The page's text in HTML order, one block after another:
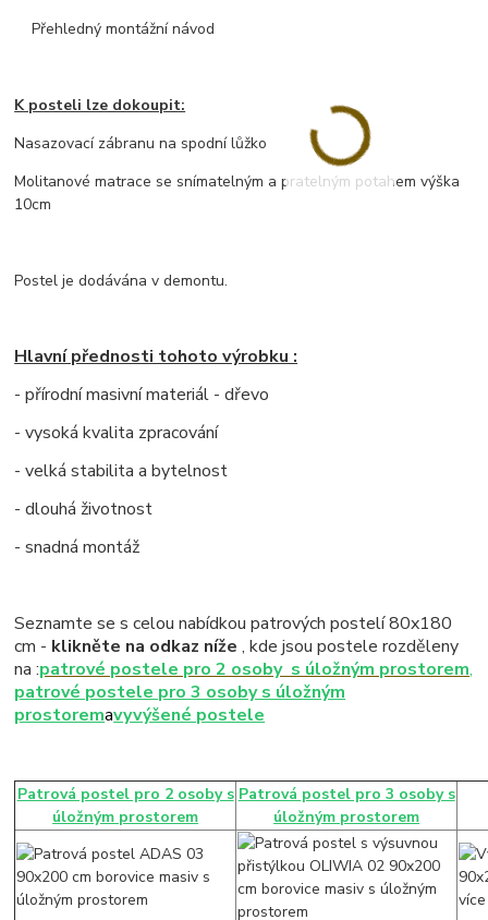
Přehledný montážní návod
K posteli lze dokoupit:
Nasazovací zábranu na spodní lůžko
Molitanové matrace se snímatelným a pratelným potahem výška
10cm
Postel je dodávána v demontu.
Hlavní přednosti tohoto výrobku :
- přírodní masivní materiál - dřevo
- vysoká kvalita zpracování
- velká stabilita a bytelnost
- dlouhá životnost
- snadná montáž
Seznamte se s celou nabídkou patrových postelí 80x180
cm - klikněte na odkaz níže , kde jsou postele rozděleny
na :patrové postele pro 2 osoby s úložným prostorem,
patrové postele pro 3 osoby s úložným
prostoremavyvýšené postele
Patrová postel pro 2 osoby s
úložným prostorem
Patrová postel pro 3 osoby s
úložným prostorem